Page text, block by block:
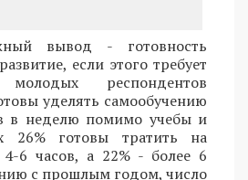
вывод - готовность
если этого требует
респондентов
уделять самообучению
в неделю помимо учебы и
26% готовы тратить на
4-6 часов, а 22% - более 6
с прошлым годом, число